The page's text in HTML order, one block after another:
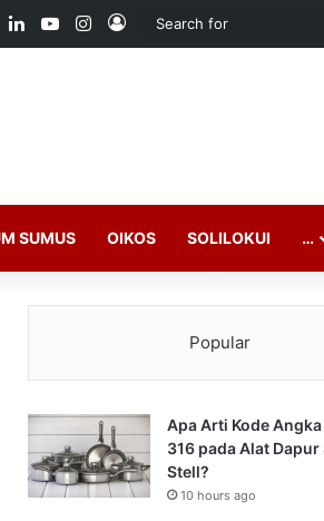
LinkedInYouTubeInstagram
Log In
SUMUS OIKOS SOLILOKUI …
Popular
Apa Arti Kode
316 pada Alat
Stell?
10 hours ago